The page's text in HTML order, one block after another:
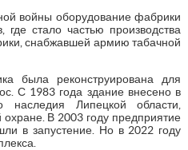
войны оборудование фабрики
стало частью производства
снабжавшей армию табачной
была реконструирована для
С 1983 года здание внесено в
наследия Липецкой области,
В 2003 году предприятие
в запустение. Но в 2022 году